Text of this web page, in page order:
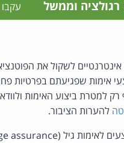
רגולציה וממשל עקבו
לשקול את
אימות שפגיעתם בפרטיות
למטרת ביצוע האימות ולוודא
להערות הציבור.